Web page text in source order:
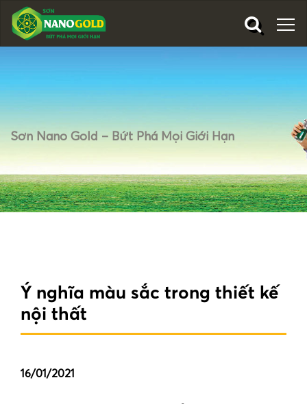
Sơn Nano Gold – Bứt Phá Mọi Giới Hạn
Ý nghĩa màu sắc trong thiết kế
nội thất
16/01/2021